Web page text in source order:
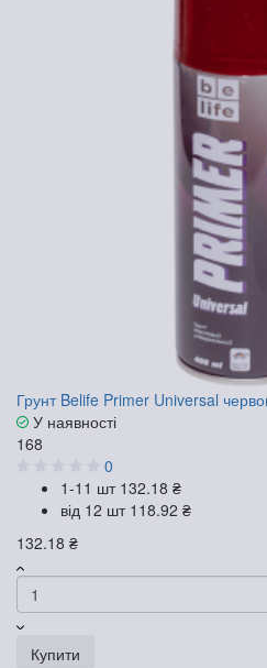
Грунт Belife Primer Universal
У наявності
168
0
1-11 шт 132.18 ₴
від 12 шт 118.92 ₴
132.18 ₴
Купити